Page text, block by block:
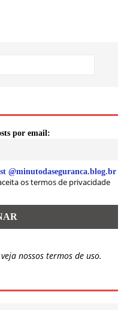
por email:
@minutodaseguranca.blog.br
os termos de privacidade
nossos termos de uso.